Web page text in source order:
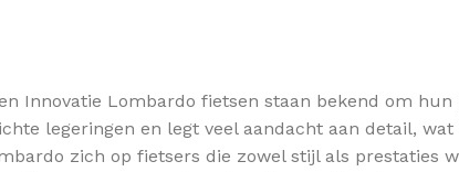
Innovatie Lombardo fietsen staan bekend om
legeringen en legt veel aandacht aan detail,
zich op fietsers die zowel stijl als prestaties